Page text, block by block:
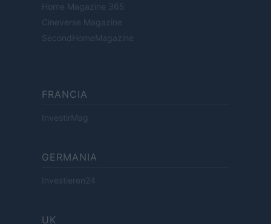
Home Magazine 365
Cineverse Magazine
SecondHomeMagazine
FRANCIA
InvestirMag
GERMANIA
Investieren24
UK